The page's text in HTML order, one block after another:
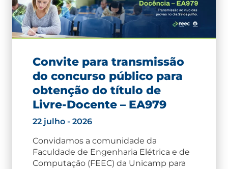
Convite para transmissão
do concurso público para
obtenção do título de
Livre-Docente – EA979
22 julho - 2026
Convidamos a comunidade da
Faculdade de Engenharia Elétrica e de
Computação (FEEC) da Unicamp para